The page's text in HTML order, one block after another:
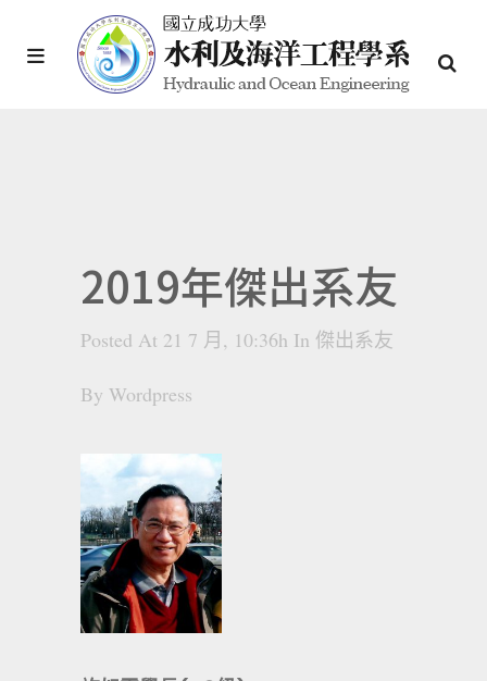
2019年傑出系友
Posted At 21 7 月, 10:36h In 傑出系友
By Wordpress